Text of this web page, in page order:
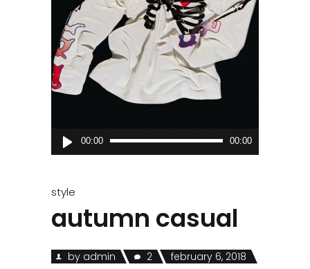
Audio
Player
00:00 00:00
style
autumn casual
by admin 2 february 6, 2018